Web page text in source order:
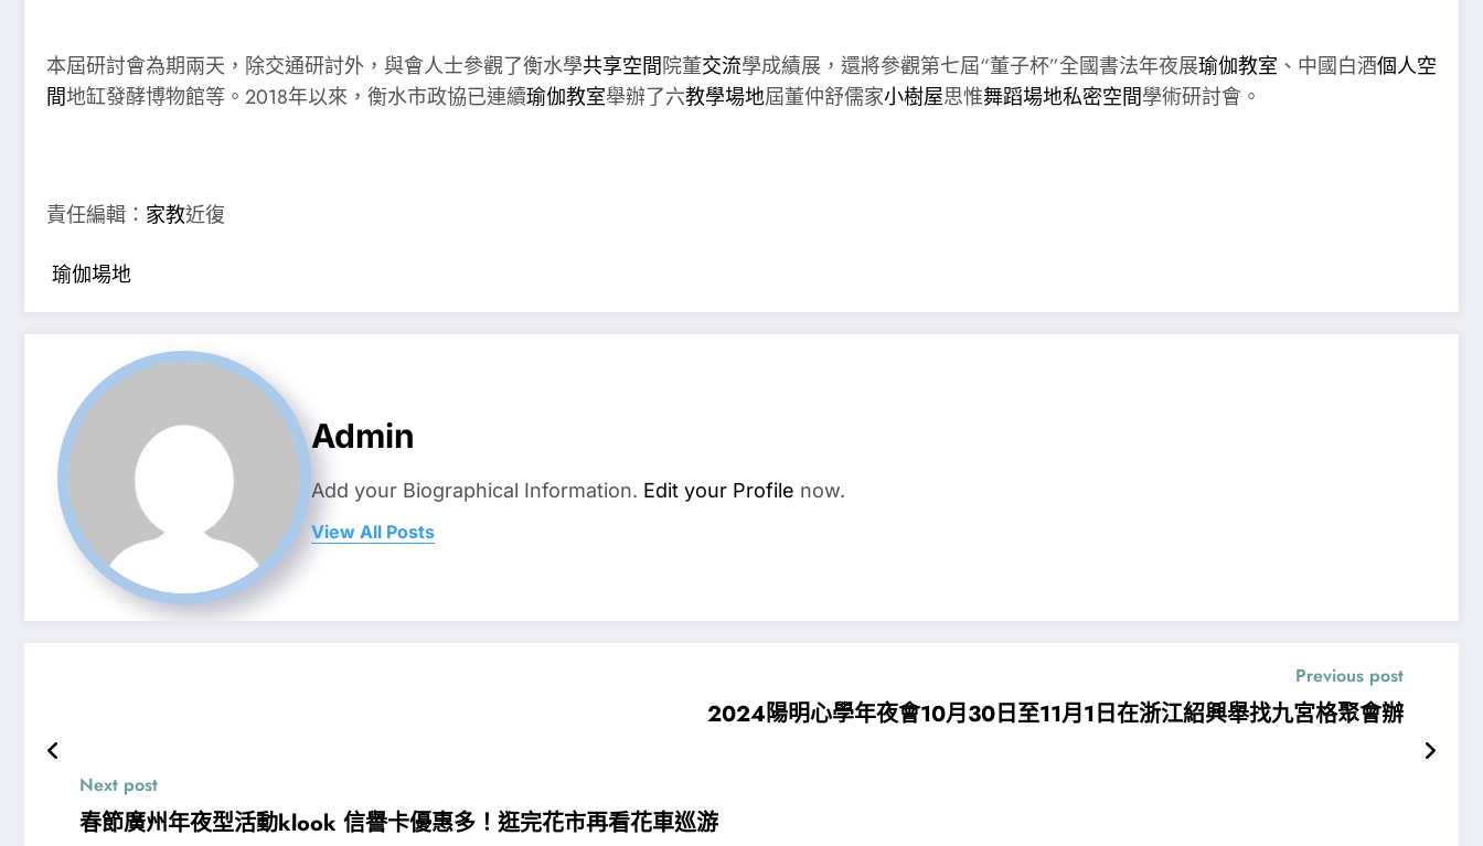
本屆研討會為期兩天，除交通研討外，與會人士參觀了衡水學共享空間院董交流學成績展，還將參觀第七屆“董子杯”全國書法年夜展瑜伽教室 、中國白酒個人空
間地缸發酵博物館等。2018年以來，衡水市政協已連續瑜伽教室舉辦了六教學場地屆董仲舒儒家小樹屋思惟舞蹈場地私密空間學術研討會。
責任編輯： 家教近復
瑜伽場地
Admin
Add your Biographical Information. Edit your Profile now.
View All Posts
Previous post
2024陽明心學年夜會10月30日至11月1日在浙江紹興舉找九宮格聚會辦
Next post
春節廣州年夜型活動klook 信譽卡優惠多！逛完花市再看花車巡游